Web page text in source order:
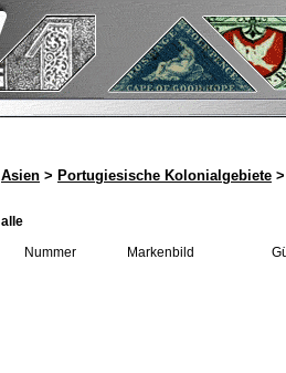
Asien > Portugiesische Kolonialgebiete
alle
Nummer Markenbild